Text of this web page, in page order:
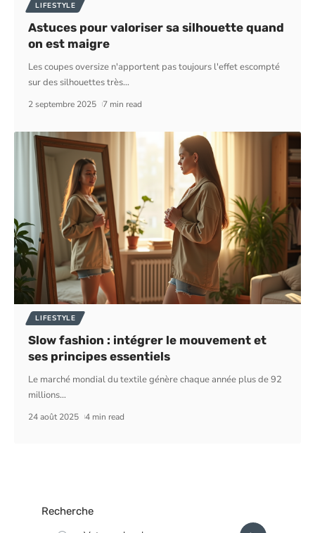
LIFESTYLE
Astuces pour valoriser sa silhouette quand
on est maigre
Les coupes oversize n'apportent pas toujours l'effet escompté
sur des silhouettes très…
2 septembre 2025 7 min read
LIFESTYLE
Slow fashion : intégrer le mouvement et
ses principes essentiels
Le marché mondial du textile génère chaque année plus de 92
millions…
24 août 2025 4 min read
Recherche